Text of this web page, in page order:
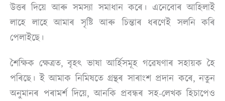
উত্তৰ দিয়ে আৰু সমস্যা সমাধান কৰে। এনেবোৰ আহিলাই
লাহে লাহে আমাৰ সৃষ্টি আৰু চিন্তাৰ ধৰণেই সলনি কৰি
পেলাইছে।
শৈক্ষিক ক্ষেত্ৰত, বৃহৎ ভাষা আৰ্হিসমূহ গৱেষণাৰ সহায়ক হৈ
পৰিছে। ই আমাক নিমিষতে গ্ৰন্থৰ সাৰাংশ প্ৰদান কৰে, নতুন
অনুমানৰ পৰামৰ্শ দিয়ে, আনকি প্ৰবন্ধৰ সহ-লেখক হিচাপেও